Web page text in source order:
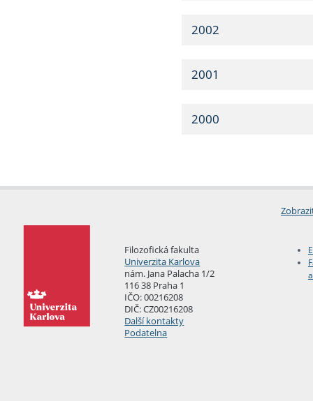
2002
2001
2000
Filozofická fakulta
Univerzita Karlova
nám. Jana Palacha 1/2
116 38 Praha 1
IČO: 00216208
DIČ: CZ00216208
Další kontakty
Podatelna